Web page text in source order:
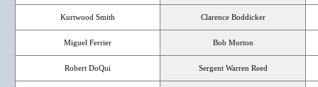
Kurtwood Smith Clarence Boddicker
Miguel Ferrier Bob Morton
Robert DoQui Sergent Warren Reed